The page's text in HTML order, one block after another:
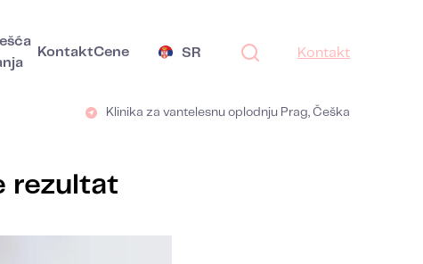
KontaktCene SR Kontakt
Klinika za vantelesnu oplodnju Prag, Češka
rezultat